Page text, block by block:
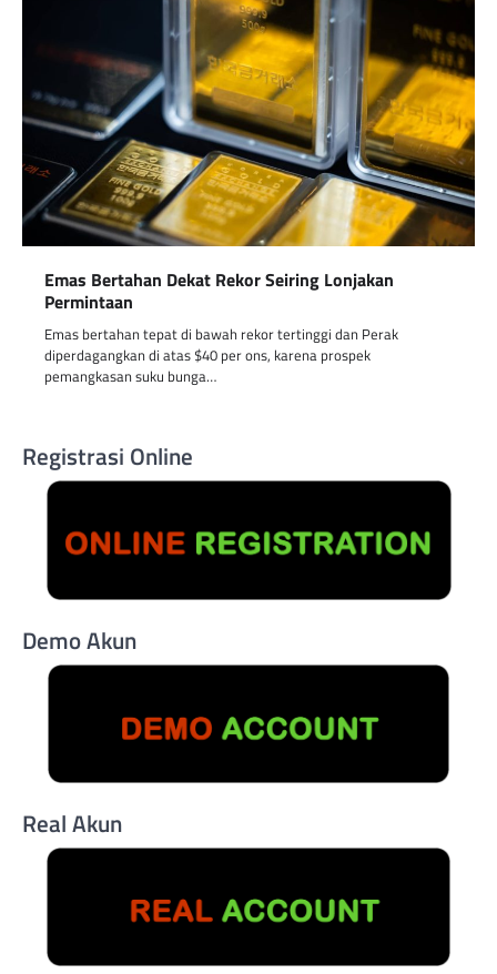
Emas Bertahan Dekat Rekor Seiring Lonjakan
Permintaan
Emas bertahan tepat di bawah rekor tertinggi dan Perak
diperdagangkan di atas $40 per ons, karena prospek
pemangkasan suku bunga…
Registrasi Online
Demo Akun
Real Akun